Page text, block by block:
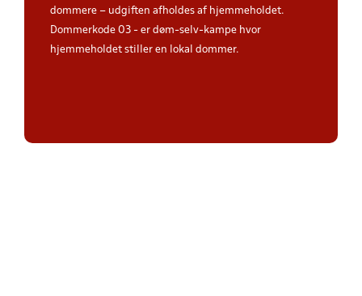
dommere – udgiften afholdes af hjemmeholdet.
Dommerkode 03 - er døm-selv-kampe hvor
hjemmeholdet stiller en lokal dommer.